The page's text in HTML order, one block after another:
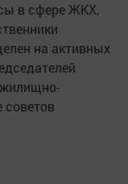
в сфере ЖКХ,
на активных
советов